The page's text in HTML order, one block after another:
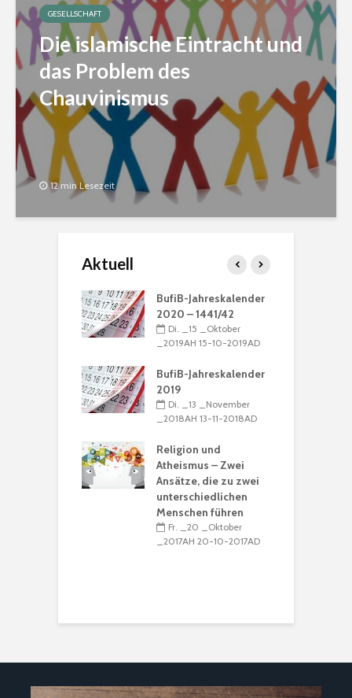
GESELLSCHAFT
Die islamische Eintracht und
das Problem des
Chauvinismus
12 min Lesezeit
Aktuell
BufiB-Jahreskalender
2020 – 1441/42
Di. _15 _Oktober
_2019AH 15-10-2019AD
BufiB-Jahreskalender
2019
Di. _13 _November
_2018AH 13-11-2018AD
Religion und
Atheismus – Zwei
Ansätze, die zu zwei
unterschiedlichen
Menschen führen
Fr. _20 _Oktober
_2017AH 20-10-2017AD